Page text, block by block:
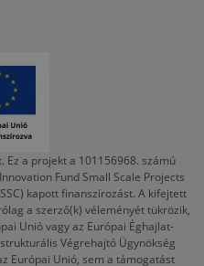
a projekt a 101156968. számú
Fund Small Scale Projects
kapott finanszírozást. A kifejtett
a szerző(k) véleményét tükrözik,
Unió vagy az Európai Éghajlat-
Végrehajtó Ügynökség
Európai Unió, sem a támogatást